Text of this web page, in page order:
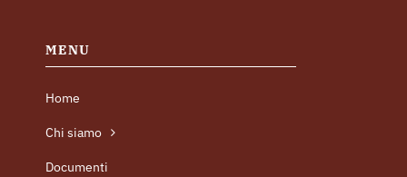
MENU
Home
Chi siamo
Documenti